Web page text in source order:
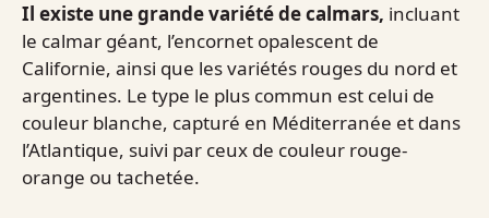
Il existe une grande variété de calmars, incluant
le calmar géant, l’encornet opalescent de
Californie, ainsi que les variétés rouges du nord et
argentines. Le type le plus commun est celui de
couleur blanche, capturé en Méditerranée et dans
l’Atlantique, suivi par ceux de couleur rouge-
orange ou tachetée.